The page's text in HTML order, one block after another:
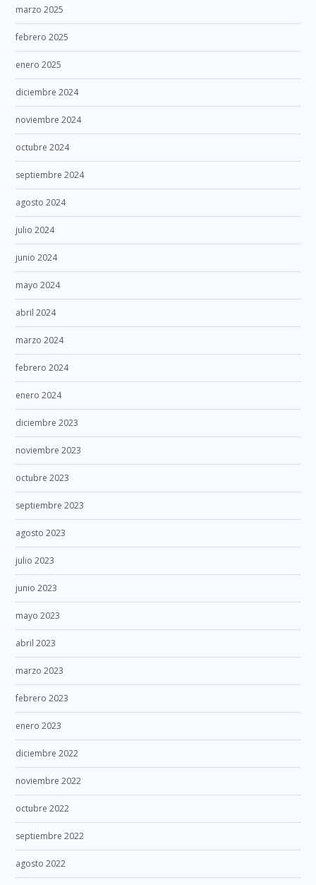
marzo 2025
febrero 2025
enero 2025
diciembre 2024
noviembre 2024
octubre 2024
septiembre 2024
agosto 2024
julio 2024
junio 2024
mayo 2024
abril 2024
marzo 2024
febrero 2024
enero 2024
diciembre 2023
noviembre 2023
octubre 2023
septiembre 2023
agosto 2023
julio 2023
junio 2023
mayo 2023
abril 2023
marzo 2023
febrero 2023
enero 2023
diciembre 2022
noviembre 2022
octubre 2022
septiembre 2022
agosto 2022